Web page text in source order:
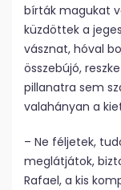
bírták magukat
küzdöttek a
vásznat, hóval
összebújó,
pillanatra sem
valahányan a
– Ne féljetek,
meglátjátok,
Rafael, a kis